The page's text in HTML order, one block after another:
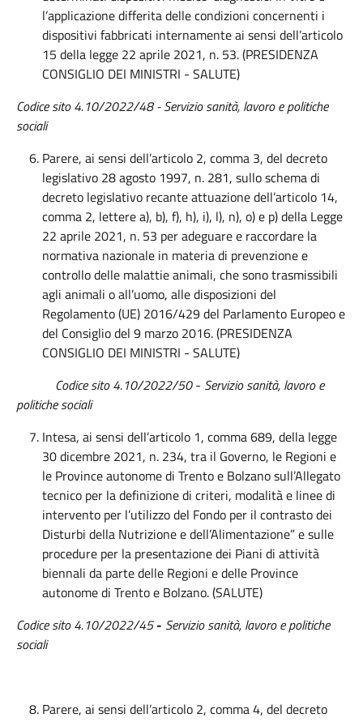
l’applicazione differita delle condizioni concernenti i
dispositivi fabbricati internamente ai sensi dell’articolo
15 della legge 22 aprile 2021, n. 53. (PRESIDENZA
CONSIGLIO DEI MINISTRI - SALUTE)
Codice sito 4.10/2022/48 - Serviziosanità, lavoro e politiche
sociali
Parere, ai sensi dell’articolo 2, comma 3, del decreto
legislativo 28 agosto 1997, n. 281, sullo schema di
decreto legislativo recante attuazione dell’articolo 14,
comma 2, lettere a), b), f), h), i), l), n), o) e p) della Legge
22 aprile 2021, n. 53 per adeguare e raccordare la
normativa nazionale in materia di prevenzione e
controllo delle malattie animali, che sono trasmissibili
agli animali o all’uomo, alle disposizioni del
Regolamento (UE) 2016/429 del Parlamento Europeo e
del Consiglio del 9 marzo 2016. (PRESIDENZA
CONSIGLIO DEI MINISTRI - SALUTE)
Codice sito 4.10/2022/50- Servizio sanità, lavoro e
politiche sociali
Intesa, ai sensi dell’articolo 1, comma 689, della legge
30 dicembre 2021, n. 234, tra il Governo, le Regioni e
le Province autonome di Trento e Bolzano sull’Allegato
tecnico per la definizione di criteri, modalità e linee di
intervento per l’utilizzo del Fondo per il contrasto dei
Disturbi della Nutrizione e dell’Alimentazione” e sulle
procedure per la presentazione dei Piani di attività
biennali da parte delle Regioni e delle Province
autonome di Trento e Bolzano. (SALUTE)
Codice sito 4.10/2022/45- Serviziosanità, lavoro e politiche
sociali
Parere, ai sensi dell’articolo 2, comma 4, del decreto